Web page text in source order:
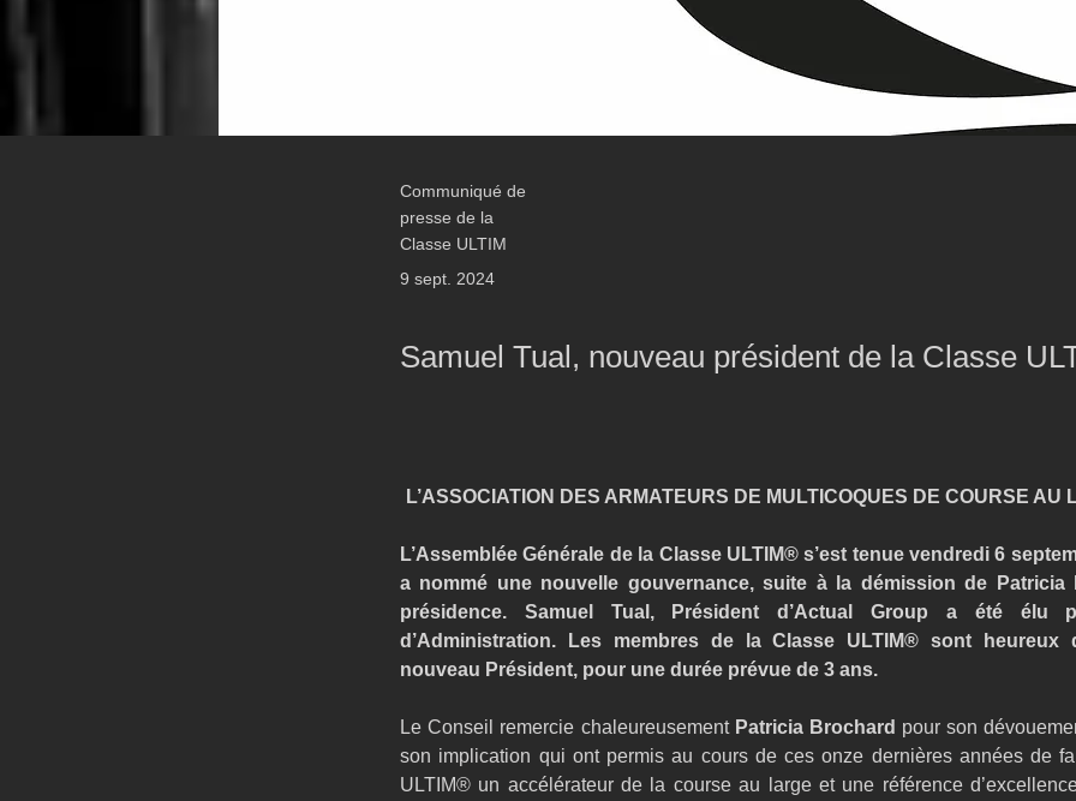
Communiqué de
presse de la
Classe ULTIM
9 sept. 2024
Samuel Tual, nouveau président de la Classe
L’ASSOCIATION DES ARMATEURS DE MULTICOQUES DE COURSE AU
L’Assemblée Générale de la Classe ULTIM® s’est tenue vendredi 6
a nommé une nouvelle gouvernance, suite à la démission de Patricia
présidence. Samuel Tual, Président d’Actual Group a été élu
d’Administration. Les membres de la Classe ULTIM® sont heureux
nouveau Président, pour une durée prévue de 3 ans.
Le Conseil remercie chaleureusement Patricia Brochard pour son
son implication qui ont permis au cours de ces onze dernières années de
ULTIM® un accélérateur de la course au large et une référence